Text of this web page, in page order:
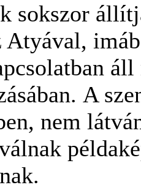
sokszor
Atyával,
A
nem